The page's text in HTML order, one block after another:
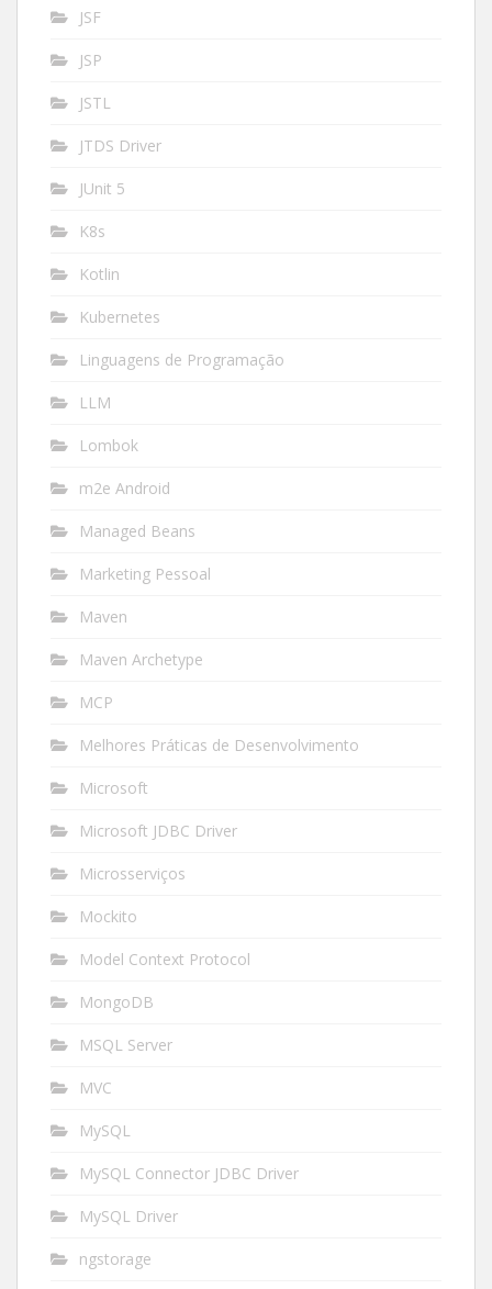
JSF
JSP
JSTL
JTDS Driver
JUnit 5
K8s
Kotlin
Kubernetes
Linguagens de Programação
LLM
Lombok
m2e Android
Managed Beans
Marketing Pessoal
Maven
Maven Archetype
MCP
Melhores Práticas de Desenvolvimento
Microsoft
Microsoft JDBC Driver
Microsserviços
Mockito
Model Context Protocol
MongoDB
MSQL Server
MVC
MySQL
MySQL Connector JDBC Driver
MySQL Driver
ngstorage